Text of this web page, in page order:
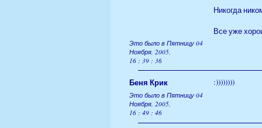
Никогда
Все уже
Это было в Пятницу 04
Ноября, 2005,
16 : 39 : 36
Беня Крик :))))))))
Это было в Пятницу 04
Ноября, 2005,
16 : 49 : 46